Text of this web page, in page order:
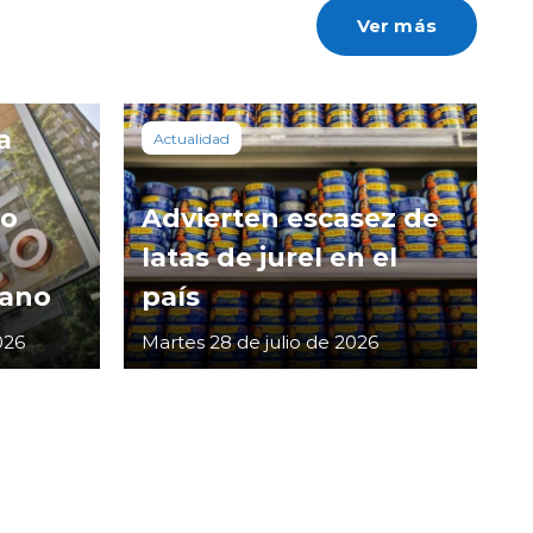
Ver más
Actualidad
Advierten escasez de
latas de jurel en el
país
Martes 28 de julio de 2026